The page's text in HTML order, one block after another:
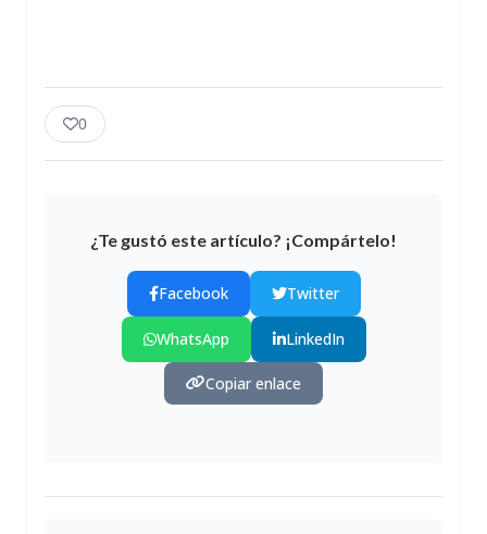
0
¿Te gustó este artículo? ¡Compártelo!
Facebook Twitter
WhatsApp LinkedIn
Copiar enlace